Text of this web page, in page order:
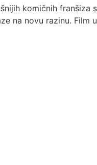
komičnih franšiza
na novu razinu. Film